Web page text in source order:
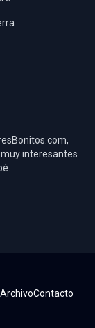
interesantes
ArchivoContacto